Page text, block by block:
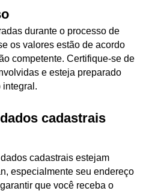
durante o processo de
os valores estão de acordo
competente. Certifique-se de
e esteja preparado
integral.
cadastrais
cadastrais estejam
especialmente seu endereço
que você receba o